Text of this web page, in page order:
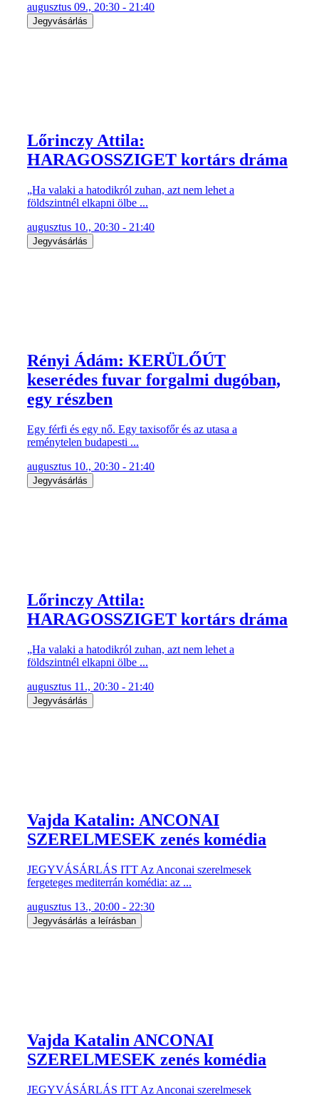
augusztus 09., 20:30 - 21:40
Jegyvásárlás
Lőrinczy Attila:
HARAGOSSZIGET kortárs dráma
„Ha valaki a hatodikról zuhan, azt nem lehet a
földszintnél elkapni ölbe ...
augusztus 10., 20:30 - 21:40
Jegyvásárlás
Rényi Ádám: KERÜLŐÚT
keserédes fuvar forgalmi dugóban,
egy részben
Egy férfi és egy nő. Egy taxisofőr és az utasa a
reménytelen budapesti ...
augusztus 10., 20:30 - 21:40
Jegyvásárlás
Lőrinczy Attila:
HARAGOSSZIGET kortárs dráma
„Ha valaki a hatodikról zuhan, azt nem lehet a
földszintnél elkapni ölbe ...
augusztus 11., 20:30 - 21:40
Jegyvásárlás
Vajda Katalin: ANCONAI
SZERELMESEK zenés komédia
JEGYVÁSÁRLÁS ITT Az Anconai szerelmesek
fergeteges mediterrán komédia: az ...
augusztus 13., 20:00 - 22:30
Jegyvásárlás a leírásban
Vajda Katalin ANCONAI
SZERELMESEK zenés komédia
JEGYVÁSÁRLÁS ITT Az Anconai szerelmesek